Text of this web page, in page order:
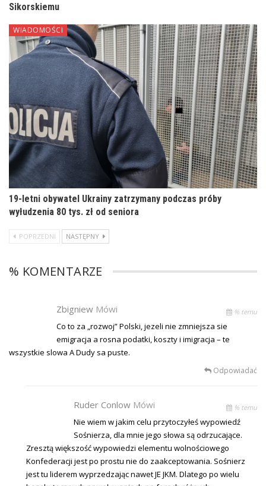
Sikorskiemu
WIADOMOŚCI
19-letni obywatel Ukrainy zatrzymany podczas próby
wyłudzenia 80 tys. zł od seniora
POPRZEDNI NASTĘPNY
% KOMENTARZE
Zbigniew Mówi % temu
Co to za „rozwoj” Polski, jezeli nie zmniejsza sie
emigracja a rosna podatki, koszty i imigracja – te
wszystkie slowa A Dudy sa puste.
Odpowiadać
Ruder Conlow Mówi % temu
Nie wiem w jakim celu przytoczyłeś wypowiedź
Sośnierza, dla mnie jego słowa są odrzucające.
Zresztą większość wypowiedzi elementu wolnościowego
Konfederacji jest po prostu nie do zaakceptowania. Sośnierz
jest tu liderem wyprzedzając nawet JE JKM. Dlatego po wielu